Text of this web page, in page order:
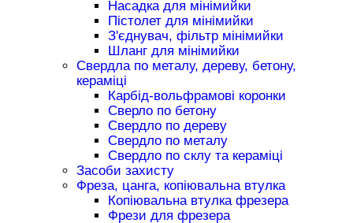
Насадка для мінімийки
Пістолет для мінімийки
З'єднувач, фільтр мінімийки
Шланг для мінімийки
Свердла по металу, дереву, бетону,
кераміці
Карбід-вольфрамові коронки
Сверло по бетону
Свердло по дереву
Свердло по металу
Свердло по склу та кераміці
Засоби захисту
Фреза, цанга, копіювальна втулка
Копіювальна втулка фрезера
Фрези для фрезера